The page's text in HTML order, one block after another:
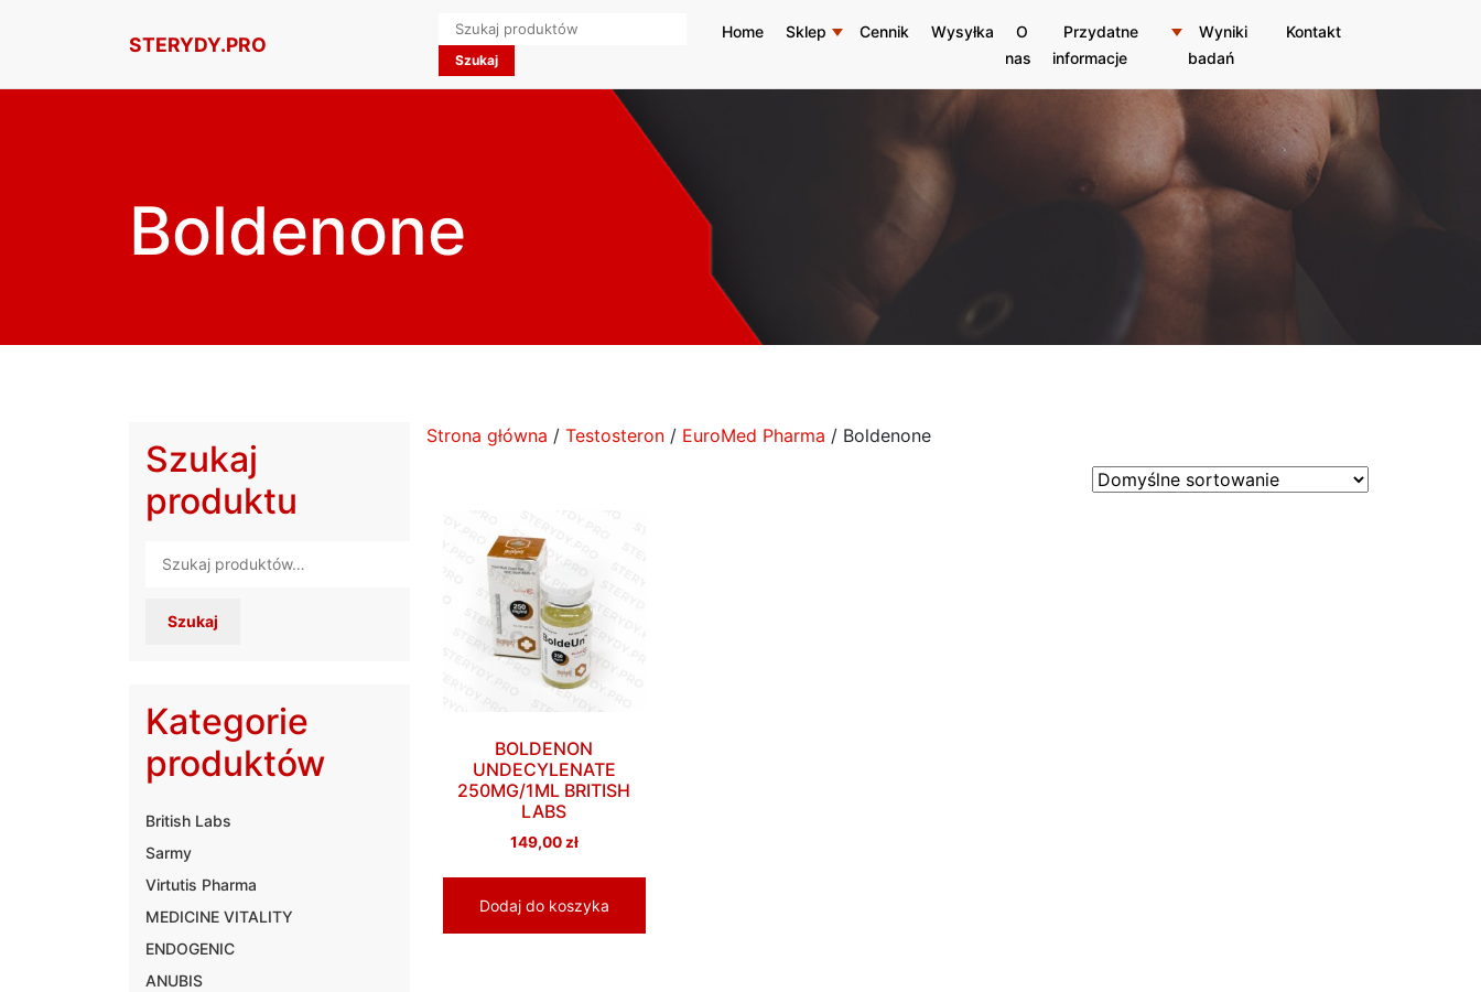
STERYDY.PRO
Search
for:
Home Sklep Cennik Wysyłka
O
nas
Przydatne
informacje
Wyniki
badań
Kontakt
Boldenone
Strona główna / Testosteron / EuroMed Pharma / Boldenone
BOLDENON
UNDECYLENATE
250MG/1ML BRITISH
LABS
149,00zł
Dodaj do koszyka
Szukaj
produktu
Szukaj
Kategorie
produktów
British Labs
Sarmy
Virtutis Pharma
MEDICINE VITALITY
ENDOGENIC
ANUBIS